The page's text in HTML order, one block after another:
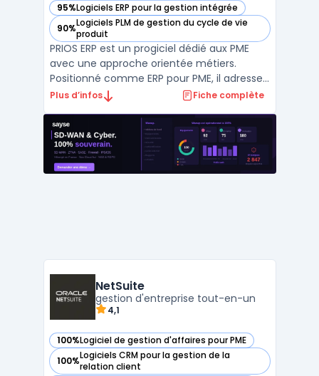
95%Logiciels ERP pour la gestion intégrée
— voir Prios dans cette catégorie
90%Logiciels PLM de gestion du cycle de vie
produit
— voir Prios dans cette catégorie
PRIOS ERP est un progiciel dédié aux PME
avec une approche orientée métiers.
Positionné comme ERP pour PME, il adresse
les processus clés en production,
logiciel ERP PME se décline par filières (agro,
mode/retail, meunerie) et par domaines
(finance, RH/paie) ...
Plus d’infos Fiche complète
NetSuite
gestion d'entreprise tout-en-un
4,1
100%Logiciel de gestion d'affaires pour PME
— voir NetSuite dans cette catégorie
100%Logiciels CRM pour la gestion de la
relation client
— voir NetSuite dans cette catégorie